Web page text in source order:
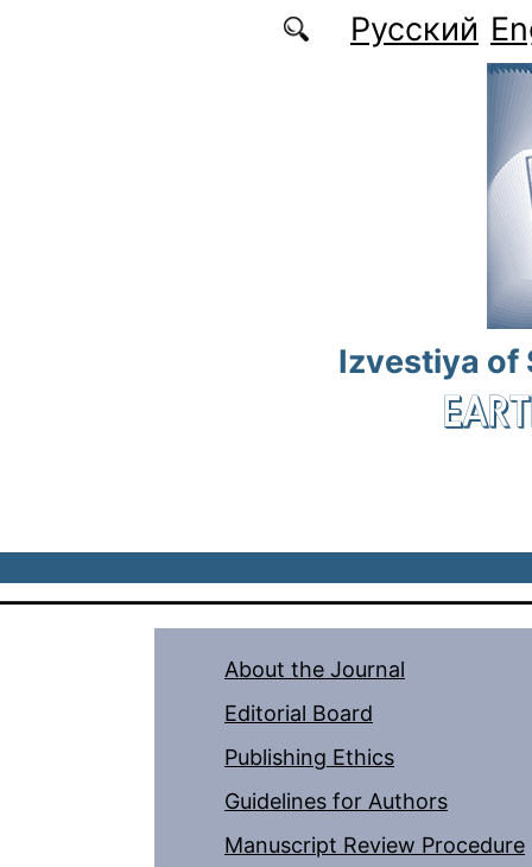
Русский
Izvestiya of
About the Journal
Editorial Board
Publishing Ethics
Guidelines for Authors
Manuscript Review Procedure